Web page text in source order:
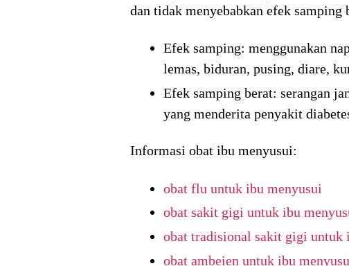
dan tidak menyebabkan efek
Efek samping: menggunakan
lemas, biduran, pusing, diare,
Efek samping berat: serangan
yang menderita penyakit
Informasi obat ibu menyusui:
obat flu untuk ibu menyusui
obat sakit gigi untuk ibu
obat tradisional sakit gigi untuk
obat ambeien untuk ibu